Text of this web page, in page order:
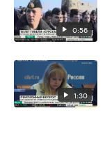
0:56
1:30